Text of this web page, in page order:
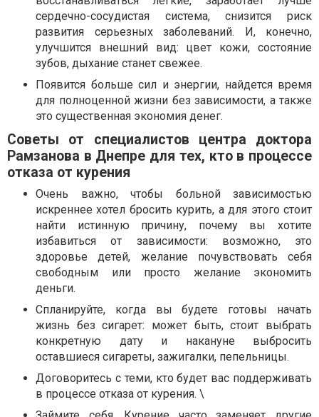
сердечно-сосудистая система, снизится риск
развития серьезных заболеваний. И, конечно,
улучшится внешний вид: цвет кожи, состояние
зубов, дыхание станет свежее.
Появится больше сил и энергии, найдется время
для полноценной жизни без зависимости, а также
это существенная экономия денег.
Советы от специалистов центра доктора
Рамзанова в Днепре для тех, кто в процессе
отказа от курения
Очень важно, чтобы больной зависимостью
искреннее хотел бросить курить, а для этого стоит
найти истинную причину, почему вы хотите
избавиться от зависимости: возможно, это
здоровье детей, желание почувствовать себя
свободным или просто желание экономить
деньги.
Спланируйте, когда вы будете готовы начать
жизнь без сигарет: может быть, стоит выбрать
конкретную дату и накануне выбросить
оставшиеся сигареты, зажигалки, пепельницы.
Договоритесь с теми, кто будет вас поддерживать
в процессе отказа от курения. \